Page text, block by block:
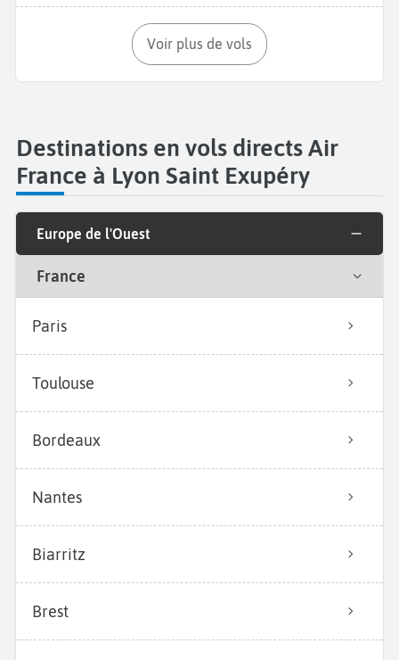
Voir plus de vols
Destinations en vols directs Air
France à Lyon Saint Exupéry
Europe de l'Ouest
France
Paris
Toulouse
Bordeaux
Nantes
Biarritz
Brest